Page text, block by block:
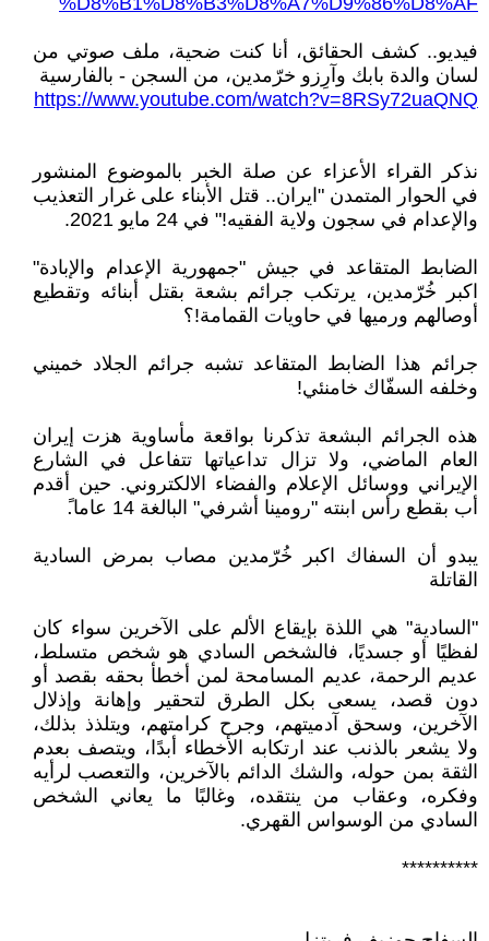
فيديو.. كشف الحقائق، أنا كنت ضحية، ملف صوتي من
لسان والدة بابك وآرِزو خرّمدين، من السجن - بالفارسية
https://www.youtube.com/watch?v=8RSy72uaQNQ
نذكر القراء الأعزاء عن صلة الخبر بالموضوع المنشور
في الحوار المتمدن "ايران.. قتل الأبناء على غرار التعذيب
والإعدام في سجون ولاية الفقيه!" في 24 مايو 2021.
الضابط المتقاعد في جيش "جمهورية الإعدام والإبادة"
اكبر خُرّمدين، يرتكب جرائم بشعة بقتل أبنائه وتقطيع
أوصالهم ورميها في حاويات القمامة!؟
جرائم هذا الضابط المتقاعد تشبه جرائم الجلاد خميني
وخلفه السفّاك خامنئي!
هذه الجرائم البشعة تذكرنا بواقعة مأساوية هزت إيران
العام الماضي، ولا تزال تداعياتها تتفاعل في الشارع
الإيراني ووسائل الإعلام والفضاء الالكتروني. حين أقدم
أب بقطع رأس ابنته "رومينا أشرفي" البالغة 14 عاما.ً
يبدو أن السفاك اكبر خُرّمدين مصاب بمرض السادية
القاتلة
"السادية" هي اللذة بإيقاع الألم على الآخرين سواء كان
لفظيًا أو جسديًا، فالشخص السادي هو شخص متسلط،
عديم الرحمة، عديم المسامحة لمن أخطأ بحقه بقصد أو
دون قصد، يسعى بكل الطرق لتحقير وإهانة وإذلال
الآخرين، وسحق آدميتهم، وجرح كرامتهم، ويتلذذ بذلك،
ولا يشعر بالذنب عند ارتكابه الأخطاء أبدًا، ويتصف بعدم
الثقة بمن حوله، والشك الدائم بالآخرين، والتعصب لرأيه
وفكره، وعقاب من ينتقده، وغالبًا ما يعاني الشخص
السادي من الوسواس القهري.
**********